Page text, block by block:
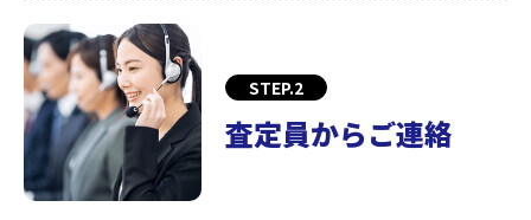
STEP.2
査定員からご連絡